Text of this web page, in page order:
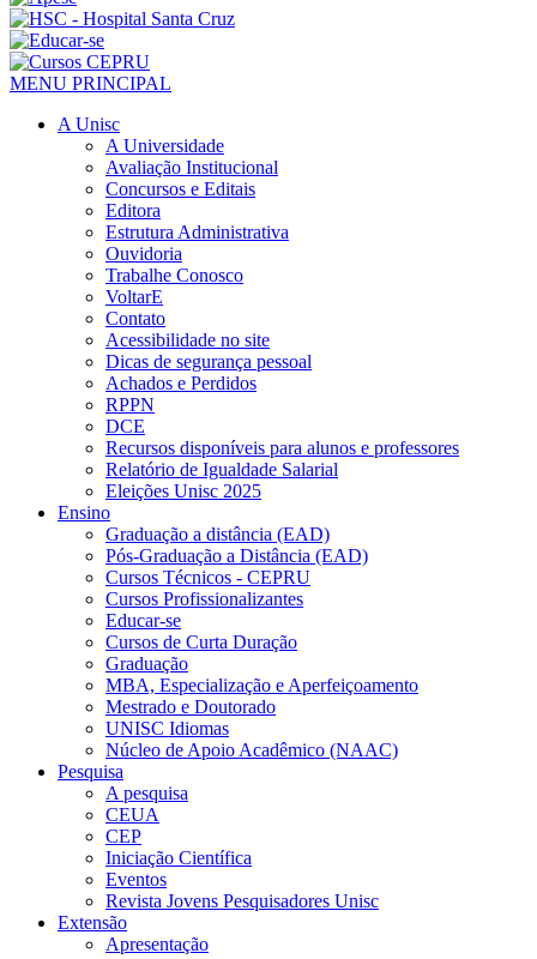
MENU PRINCIPAL
A Unisc
A Universidade
Avaliação Institucional
Concursos e Editais
Editora
Estrutura Administrativa
Ouvidoria
Trabalhe Conosco
VoltarE
Contato
Acessibilidade no site
Dicas de segurança pessoal
Achados e Perdidos
RPPN
DCE
Recursos disponíveis para alunos e professores
Relatório de Igualdade Salarial
Eleições Unisc 2025
Ensino
Graduação a distância (EAD)
Pós-Graduação a Distância (EAD)
Cursos Técnicos - CEPRU
Cursos Profissionalizantes
Educar-se
Cursos de Curta Duração
Graduação
MBA, Especialização e Aperfeiçoamento
Mestrado e Doutorado
UNISC Idiomas
Núcleo de Apoio Acadêmico (NAAC)
Pesquisa
A pesquisa
CEUA
CEP
Iniciação Científica
Eventos
Revista Jovens Pesquisadores Unisc
Extensão
Apresentação